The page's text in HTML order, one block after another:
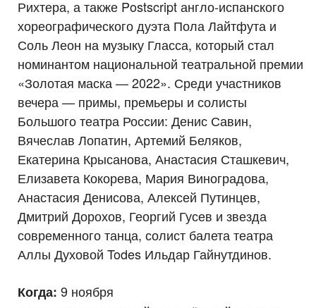
Рихтера, а также Postscript англо-испанского
хореографического дуэта Пола Лайтфута и
Соль Леон на музыку Гласса, который стал
номинантом национальной театральной премии
«Золотая маска — 2022». Среди участников
вечера — примы, премьеры и солисты
Большого театра России: Денис Савин,
Вячеслав Лопатин, Артемий Беляков,
Екатерина Крысанова, Анастасия Сташкевич,
Елизавета Кокорева, Мария Виноградова,
Анастасия Денисова, Алексей Путинцев,
Дмитрий Дорохов, Георгий Гусев и звезда
современного танца, солист балета театра
Аллы Духовой Todes Ильдар Гайнутдинов.
Когда: 9 ноября